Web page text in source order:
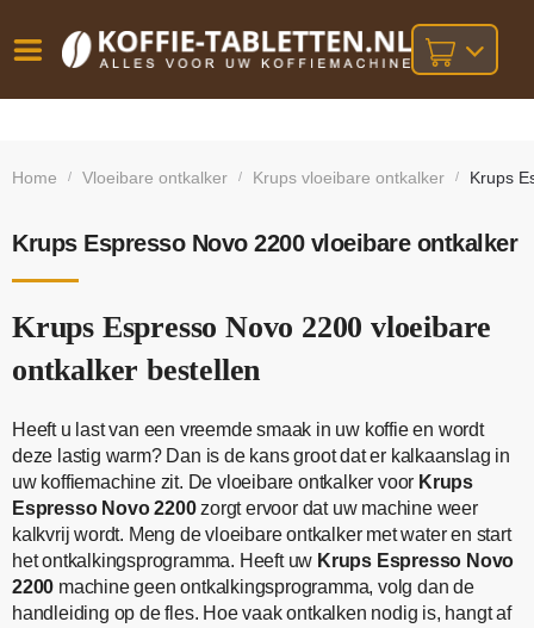
besteld,
bij orders
Home / Vloeibare ontkalker / Krups vloeibare ontkalker / Krups
Krups Espresso Novo 2200 vloeibare ontkalker
Krups Espresso Novo 2200 vloeibare
ontkalker bestellen
Heeft u last van een vreemde smaak in uw koffie en wordt
deze lastig warm? Dan is de kans groot dat er kalkaanslag in
uw koffiemachine zit. De vloeibare ontkalker voor Krups
Espresso Novo 2200zorgt ervoor dat uw machine weer
kalkvrij wordt. Meng de vloeibare ontkalker met water en start
het ontkalkingsprogramma. Heeft uw Krups Espresso Novo
2200 machine geen ontkalkingsprogramma, volg dan de
handleiding op de fles. Hoe vaak ontkalken nodig is, hangt af